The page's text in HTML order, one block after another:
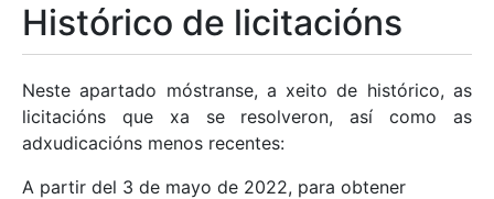
Mostrar/Ocultar
Histórico de licitacións
Neste apartado móstranse, a xeito de histórico, as
licitacións que xa se resolveron, así como as
adxudicacións menos recentes:
A partir del 3 de mayo de 2022, para obtener